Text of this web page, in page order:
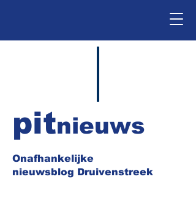
Onafhankelijke
nieuwsblog Druivenstreek
pitnieuws